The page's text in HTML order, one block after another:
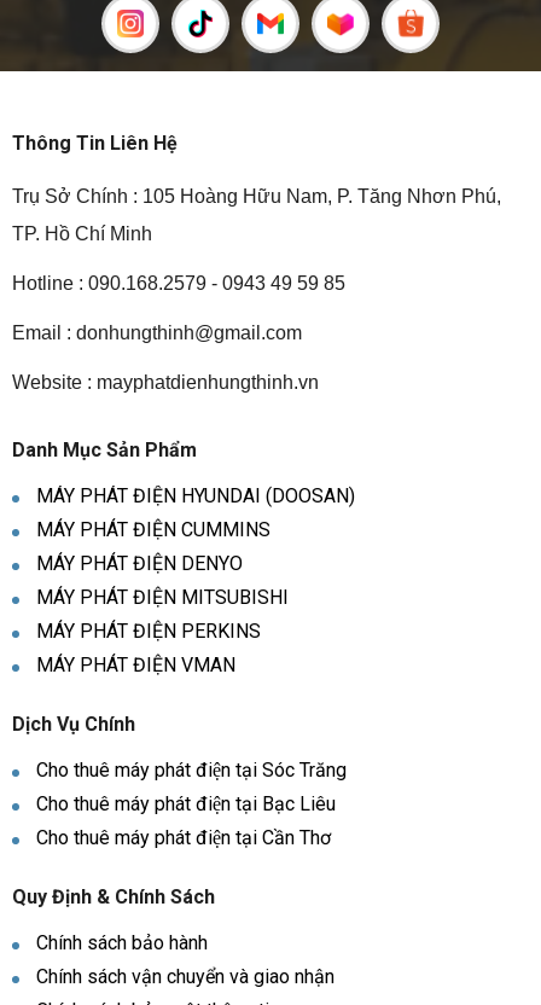
Thông Tin Liên Hệ
Trụ Sở Chính : 105 Hoàng Hữu Nam, P. Tăng Nhơn Phú,
TP. Hồ Chí Minh
Hotline : 090.168.2579 - 0943 49 59 85
Email : donhungthinh@gmail.com
Website : mayphatdienhungthinh.vn
Danh Mục Sản Phẩm
MÁY PHÁT ĐIỆN HYUNDAI (DOOSAN)
MÁY PHÁT ĐIỆN CUMMINS
MÁY PHÁT ĐIỆN DENYO
MÁY PHÁT ĐIỆN MITSUBISHI
MÁY PHÁT ĐIỆN PERKINS
MÁY PHÁT ĐIỆN VMAN
Dịch Vụ Chính
Cho thuê máy phát điện tại Sóc Trăng
Cho thuê máy phát điện tại Bạc Liêu
Cho thuê máy phát điện tại Cần Thơ
Quy Định & Chính Sách
Chính sách bảo hành
Chính sách vận chuyển và giao nhận